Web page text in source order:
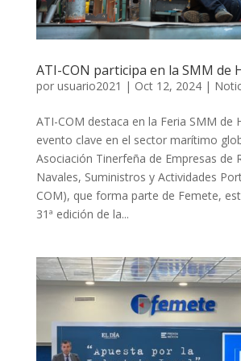
ATI-CON participa en la SMM de
por usuario2021 | Oct 12, 2024|
ATI-COM destaca en la Feria SMM de
evento clave en el sector marítimo
Asociación Tinerfeña de Empresas de
Navales, Suministros y Actividades
COM), que forma parte de Femete,
31ª edición de la...